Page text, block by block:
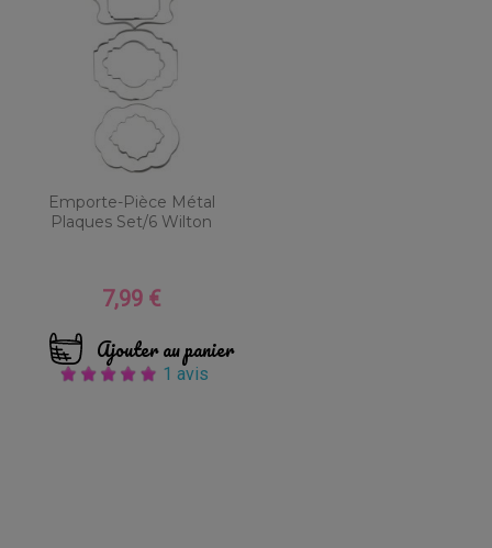
Emporte-Pièce Métal
Plaques Set/6 Wilton
Prix
7,99 €
Ajouter au panier
1 avis